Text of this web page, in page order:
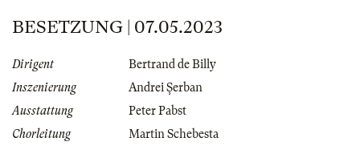
BESETZUNG | 07.05.2023
Dirigent
Bertrand de Billy
Inszenierung
Andrei Şerban
Ausstattung
Peter Pabst
Chorleitung
Martin Schebesta